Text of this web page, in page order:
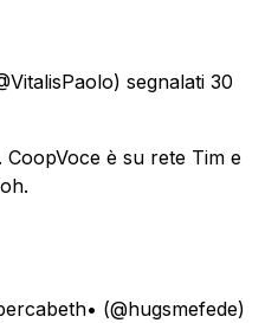
segnalati 30
CoopVoce è su rete Tim e
(@hugsmefede)